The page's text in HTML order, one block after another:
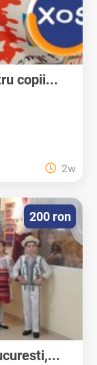
copii...
2w
200 ron